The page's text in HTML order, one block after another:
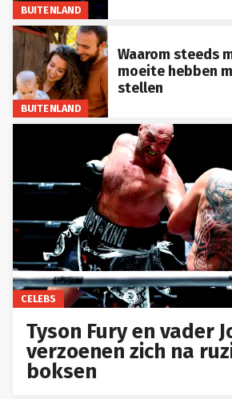
BUITENLAND
BUITENLAND
Waarom steeds
moeite hebben
stellen
CELEBS
Tyson Fury en vader
verzoenen zich na
boksen